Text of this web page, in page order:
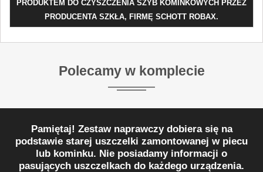
PRODUKTEM DO CZYSZCZENIA SZYB KOMINKOWYCH PRZEZ
PRODUCENTA SZKŁA, FIRMĘ SCHOTT ROBAX.
Polecamy w komplecie
Pamiętaj! Zestaw naprawczy dobiera się na
podstawie starej uszczelki zamontowanej w piecu
lub kominku. Nie posiadamy informacji o
pasujących uszczelkach do każdego urządzenia.